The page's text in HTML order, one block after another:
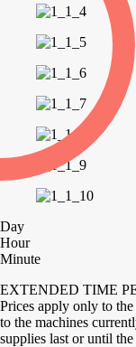
Day
Hour
Minute
EXTENDED TIME
Prices apply only to
to the machines
supplies last or until